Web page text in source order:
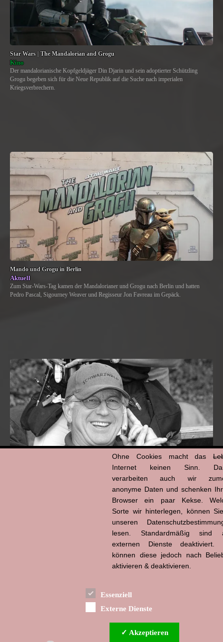
Star Wars | The Mandalorian and Grogu
Kino
Der mandalorianische Kopfgeldjäger Din Djarin und sein adoptierter Schützling
Grogu begeben sich für die Neue Republik auf die Suche nach imperialen
Kriegsverbrechern.
Mando und Grogu in Berlin
Aktuell
Zum Star-Wars-Tag kamen der Mandalorianer und Grogu nach Berlin und hatten
Pedro Pascal, Sigourney Weaver und Regisseur Jon Favreau im Gepäck.
Ohne Cookies macht das
Internet keinen Sinn.
verarbeiten auch wir
anonyme Daten und schenken
Browser ein paar Kekse.
Sorte wir hinterlegen, können
unseren
lesen. Standardmäßig sind
externen Dienste deaktiviert.
können diese jedoch nach
aktivieren & deaktivieren.
Essenziell
Externe Dienste
✓ Akzeptieren